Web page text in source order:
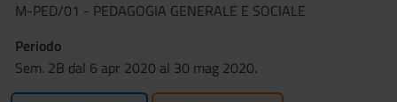
M-PED/01 - PEDAGOGIA GENERALE E SOCIALE
Periodo
Sem. 2B dal 6 apr 2020 al 30 mag 2020.